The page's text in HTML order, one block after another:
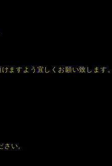
ますよう宜しくお願い致します。
い。